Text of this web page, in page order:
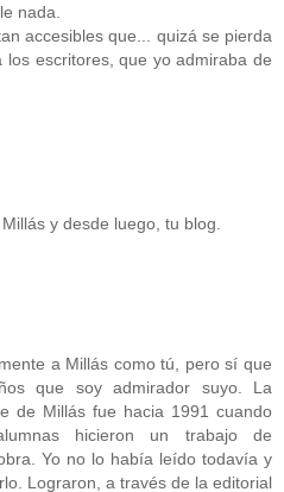
nada.
accesibles que... quizá se pierda
los escritores, que yo admiraba de
y desde luego, tu blog.
a Millás como tú, pero sí que
que soy admirador suyo. La
de Millás fue hacia 1991 cuando
hicieron un trabajo de
Yo no lo había leído todavía y
Lograron, a través de la editorial